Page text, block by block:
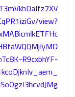
view?
R9cxbhYF-